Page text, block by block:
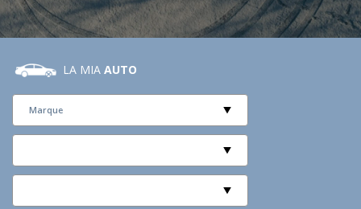
LA MIAAUTO